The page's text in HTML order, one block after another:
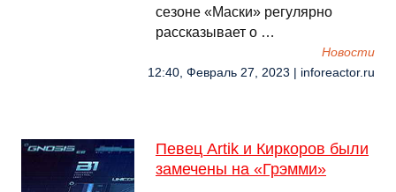
сезоне «Маски» регулярно
рассказывает о …
Новости
12:40, Февраль 27, 2023 | inforeactor.ru
Певец Artik и Киркоров были
замечены на «Грэмми»